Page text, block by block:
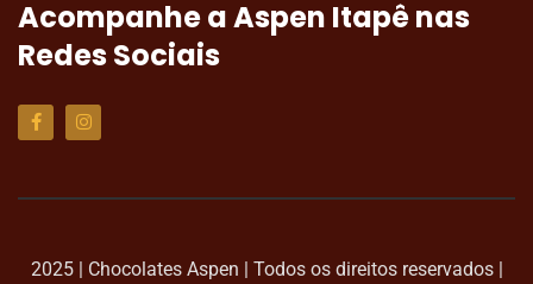
Acompanhe a Aspen Itapê nas
Redes Sociais
2025 | Chocolates Aspen | Todos os direitos reservados |